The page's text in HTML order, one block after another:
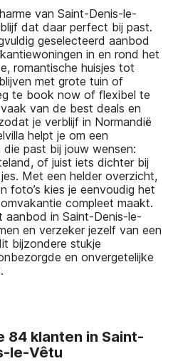
van Saint-Denis-le-
dat daar perfect bij past.
geselecteerd aanbod
in en rond het
romantische huisjes tot
met grote tuin of
te book now of flexibel te
van de best deals en
je verblijf in Normandië
helpt je om een
past bij jouw wensen:
of juist iets dichter bij
Met een helder overzicht,
foto’s kies je eenvoudig het
compleet maakt.
aanbod in Saint-Denis-le-
en verzeker jezelf van een
bijzondere stukje
en onvergetelijke
84 klanten in Saint-
le-Vêtu